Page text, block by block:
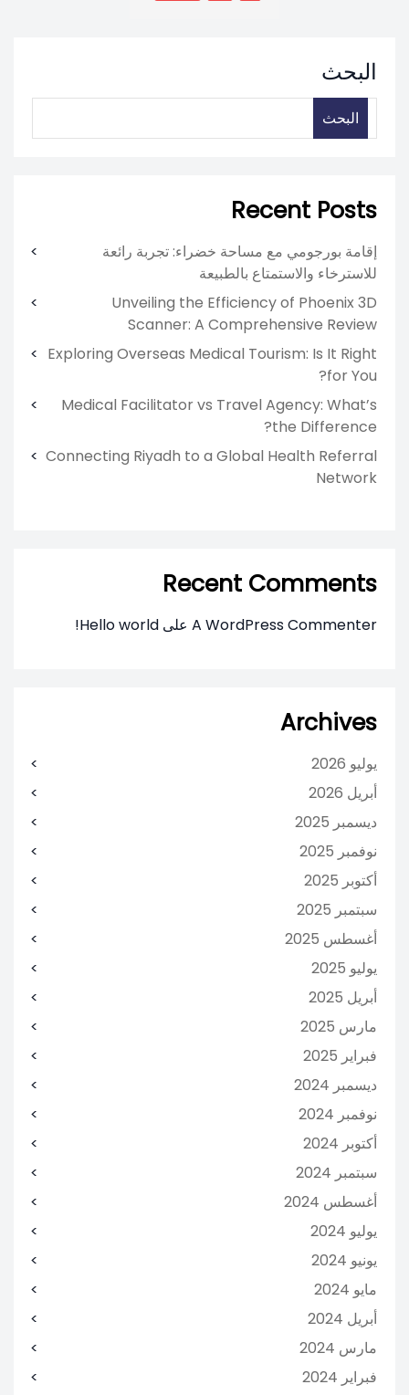
البحث
البحث
Recent Posts
إقامة بورجومي مع مساحة خضراء: تجربة رائعة
للاسترخاء والاستمتاع بالطبيعة
Unveiling the Efficiency of Phoenix 3D
Scanner: A Comprehensive Review
Exploring Overseas Medical Tourism: Is It Right
for You?
Medical Facilitator vs Travel Agency: What’s
the Difference?
Connecting Riyadh to a Global Health Referral
Network
Recent Comments
A WordPress Commenter على Hello world!
Archives
يوليو 2026
أبريل 2026
ديسمبر 2025
نوفمبر 2025
أكتوبر 2025
سبتمبر 2025
أغسطس 2025
يوليو 2025
أبريل 2025
مارس 2025
فبراير 2025
ديسمبر 2024
نوفمبر 2024
أكتوبر 2024
سبتمبر 2024
أغسطس 2024
يوليو 2024
يونيو 2024
مايو 2024
أبريل 2024
مارس 2024
فبراير 2024